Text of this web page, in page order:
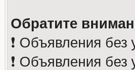
Обратите
❗️ Объявления без
❗️ Объявления без